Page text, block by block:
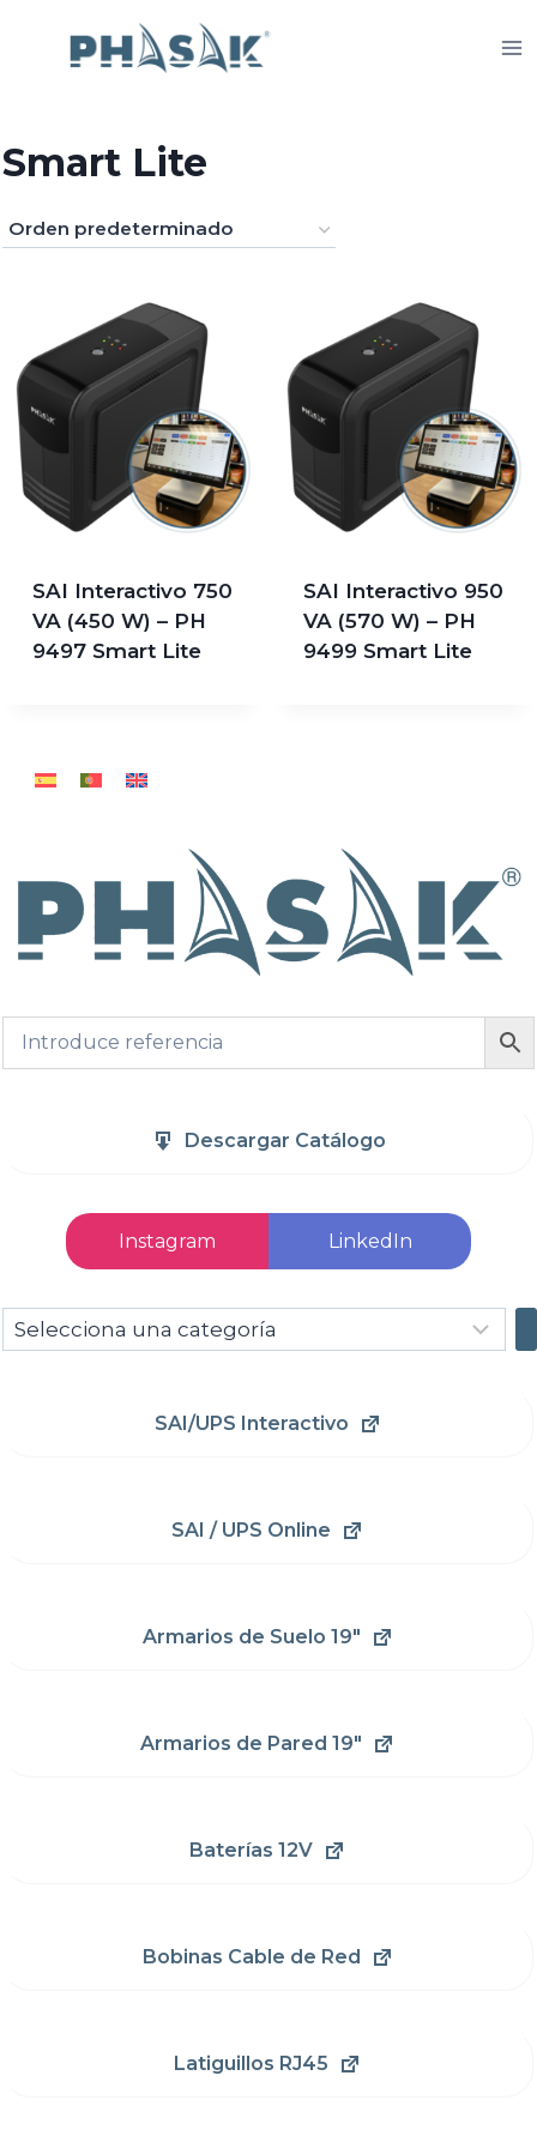
Smart Lite
SAI Interactivo 750
VA (450 W) – PH
9497 Smart Lite
SAI Interactivo 950
VA (570 W) – PH
9499 Smart Lite
Descargar Catálogo
Instagram LinkedIn
Selecciona
una
SAI/UPS Interactivo
SAI / UPS Online
Armarios de Suelo 19"
Armarios de Pared 19"
Baterías 12V
Bobinas Cable de Red
Latiguillos RJ45